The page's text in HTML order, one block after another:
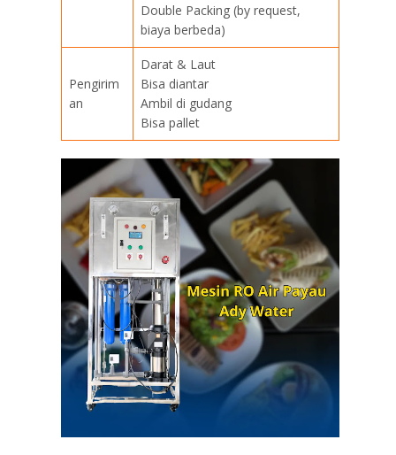
Double Packing (by request,
biaya berbeda)
Pengirim
an
Darat & Laut
Bisa diantar
Ambil di gudang
Bisa pallet